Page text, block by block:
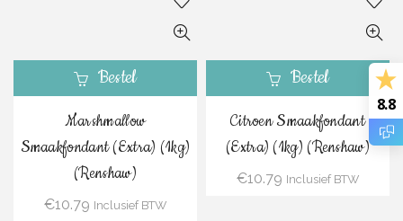
Bestel
Marshmallow
Smaakfondant (Extra) (1kg)
(Renshaw)
€10.79 Inclusief BTW
Bestel
Citroen Smaakfondant
(Extra) (1kg) (Renshaw)
€10.79 Inclusief BTW
8.8